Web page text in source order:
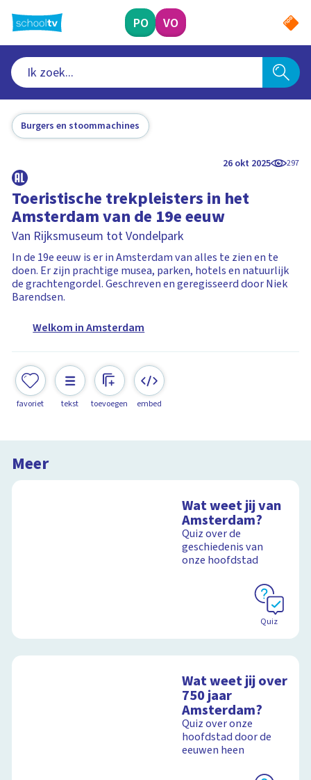
naar
hoofdinhoud
PO VO
Burgers en stoommachines
26 okt 2025 297
Toeristische trekpleisters in het
Amsterdam van de 19e eeuw
Van Rijksmuseum tot Vondelpark
In de 19e eeuw is er in Amsterdam van alles te zien en te
doen. Er zijn prachtige musea, parken, hotels en natuurlijk
de grachtengordel. Geschreven en geregisseerd door Niek
Barendsen.
Welkom in Amsterdam
favoriet tekst toevoegen embed
Meer
Wat weet jij van
Amsterdam?
Quiz over de
geschiedenis van
onze hoofdstad
Quiz
Wat weet jij over
750 jaar
Amsterdam?
Quiz over onze
hoofdstad door de
eeuwen heen